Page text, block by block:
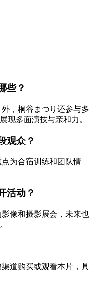
些？
，桐谷まつり还参与多
现多面演技与亲和力。
观众？
为合宿训练和团队情
活动？
像和摄影展会，未来也
道购买或观看本片，具